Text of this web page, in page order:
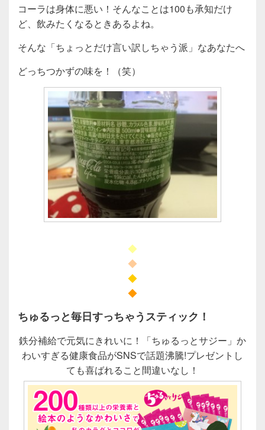
コーラは身体に悪い！そんなことは100も承知だけ
ど、飲みたくなるときあるよね。
そんな「ちょっとだけ言い訳しちゃう派」なあなたへ
どっちつかずの味を！（笑）
◆
◆
◆
◆
ちゅるっと毎日すっちゃうスティック！
鉄分補給で元気にきれいに！「ちゅるっとサジー」か
わいすぎる健康食品がSNSで話題沸騰!プレゼントし
ても喜ばれること間違いなし！